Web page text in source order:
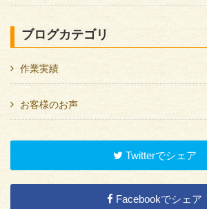
ブログカテゴリ
作業実績
お客様のお声
Twitterでシェア
Facebookでシェア